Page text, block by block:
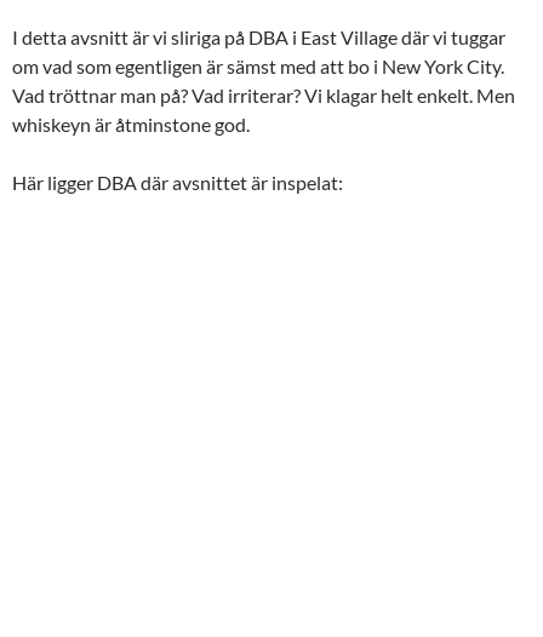
BÄDDA IN
I detta avsnitt är vi sliriga på DBA i East Village där vi tuggar
om vad som egentligen är sämst med att bo i New York City.
Vad tröttnar man på? Vad irriterar? Vi klagar helt enkelt. Men
whiskeyn är åtminstone god.
Här ligger DBA där avsnittet är inspelat: